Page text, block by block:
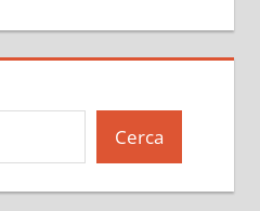
Cerca